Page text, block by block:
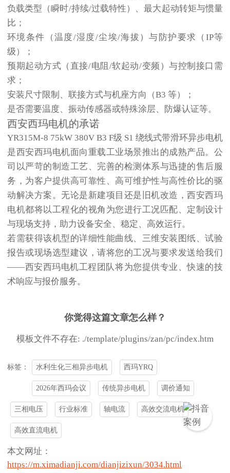
负载类型（瞬时/持续/过载特性）、最大起动转矩与惯量
比；
环境条件（温度/湿度/尘埃/海拔）与防护要求（IP等
级）；
预期起动方式（直接/电阻/软起动/变频）与控制接口需
求；
安装尺寸限制、联接方式与机座方向（B3 等）；
是否需要温度、振动传感器或特殊涂层、防爆认证等。
西安西玛电机的承诺
YR315M-8 75kW 380V B3 F级 S1 绕线式带滑环异步电机
是西安西玛电机面向重载工业场景推出的成熟产品。公
司以严苛的制造工艺、完善的检测体系与迅捷的售后服
务，为客户提供高可靠性、高可维护性与高性价比的驱
动解决方案。无论是新建项目还是旧机改造，西安西玛
电机都将以工程化的视角为您进行工况匹配、定制设计
与现场支持，助力设备安全、稳定、高效运行。
若需获得该机型的详细性能曲线、三维安装图纸、试验
报告或现场选型建议，请将您的工况与要求发送给我们
——西安西玛电机工程团队将为您提供专业、快速的技
术响应与报价服务。
你觉得这篇文章怎么样？
模板文件不存在: ./template/plugins/zan/pc/index.htm
标签： 水利生化三相异步电机 西玛YRQ
2026年西玛会议 传统异步电机 调价通知
三相电压 行业标准 轴电流 高效交流电机
高效直流电机
本文网址：
https://m.ximadianji.com/dianjizixun/3034.html